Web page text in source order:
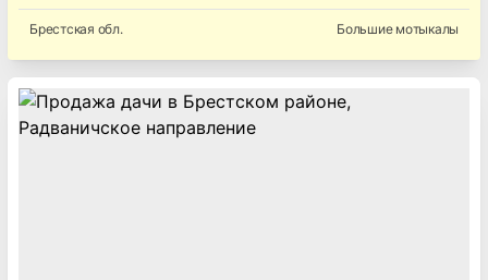
Брестская обл. Большие мотыкалы